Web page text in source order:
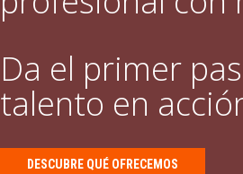
Da el primer
talento en
DESCUBRE QUÉ OFRECEMOS